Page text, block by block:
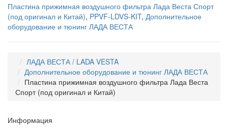
Пластина прижимная воздушного фильтра Лада Веста Спорт
(под оригинал и Китай), PPVF-LDVS-KIT, Дополнительное
оборудование и тюнинг ЛАДА ВЕСТА
ЛАДА ВЕСТА / LADA VESTA
Дополнительное оборудование и тюнинг ЛАДА ВЕСТА
Пластина прижимная воздушного фильтра Лада Веста
Спорт (под оригинал и Китай)
Информация